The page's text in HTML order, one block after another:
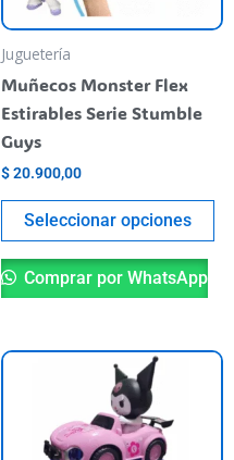
Juguetería
Muñecos Monster Flex
Estirables Serie Stumble
Guys
$20.900,00
Seleccionar opciones
se
Comprar por WhatsApp